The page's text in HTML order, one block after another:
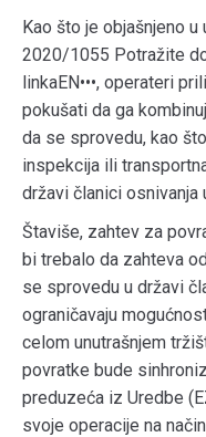
Kao što je objašnjeno
2020/1055 Potražite
linkaEN•••, operateri
pokušati da ga
da se sprovedu, kao
inspekcija ili
državi članici osnivanja
Štaviše, zahtev za
bi trebalo da zahteva
se sprovedu u državi
ograničavaju
celom unutrašnjem
povratke bude
preduzeća iz Uredbe
svoje operacije na